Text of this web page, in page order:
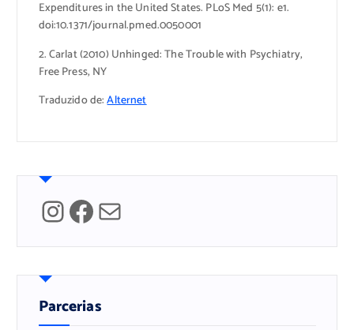
Expenditures in the United States. PLoS Med 5(1): e1.
doi:10.1371/journal.pmed.0050001
2. Carlat (2010) Unhinged: The Trouble with Psychiatry,
Free Press, NY
Traduzido de:Alternet
InstagramFacebook Mail
Parcerias